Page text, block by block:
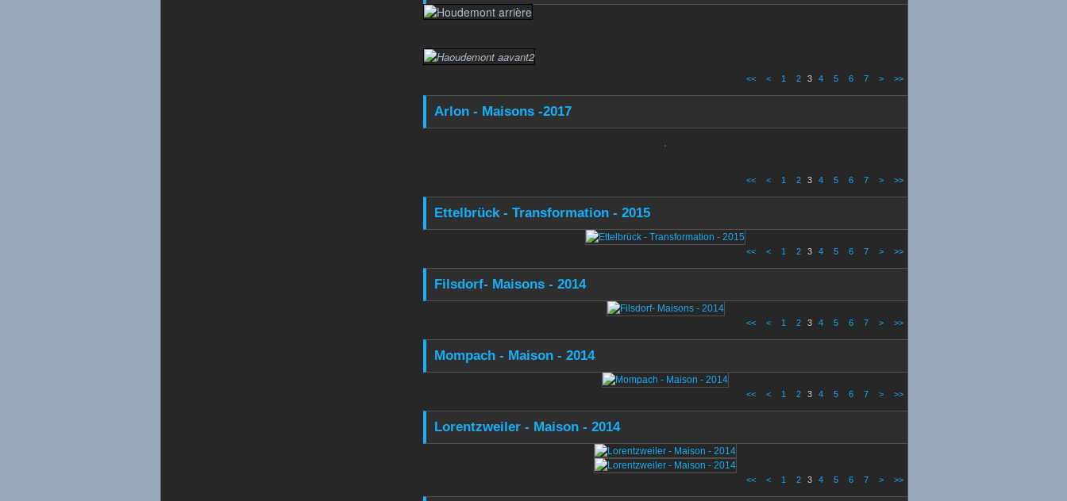
<< < 1 2 3 4 5 6 7 > >>
Arlon - Maisons -2017
<< < 1 2 3 4 5 6 7 > >>
Ettelbrück - Transformation - 2015
<< < 1 2 3 4 5 6 7 > >>
Filsdorf- Maisons - 2014
<< < 1 2 3 4 5 6 7 > >>
Mompach - Maison - 2014
<< < 1 2 3 4 5 6 7 > >>
Lorentzweiler - Maison - 2014
<< < 1 2 3 4 5 6 7 > >>